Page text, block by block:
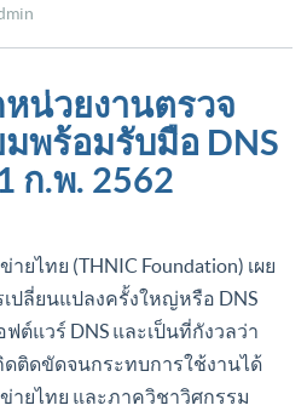
น่วยงานตรวจ
มพร้อมรับมือ DNS
ก.พ. 2562
ยไทย (THNIC Foundation) เผย
เปลี่ยนแปลงครั้งใหญ่หรือ DNS
ต์แวร์ DNS และเป็นที่กังวลว่า
ดติดขัดจนกระทบการใช้งานได้
ายไทย และภาควิชาวิศกรรม